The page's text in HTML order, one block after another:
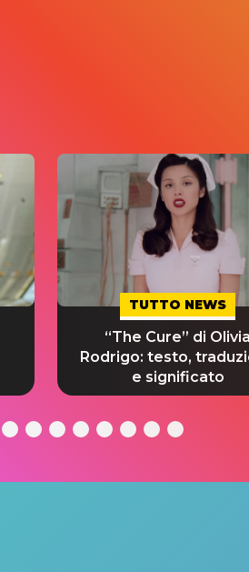
TUTTO NEWS
“The Cure” di Olivia
Rodrigo: testo,
e significato